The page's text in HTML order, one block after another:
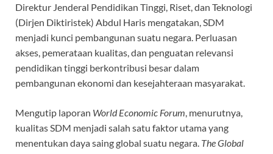
Direktur Jenderal Pendidikan Tinggi, Riset, dan Teknologi
(Dirjen Diktiristek) Abdul Haris mengatakan, SDM
menjadi kunci pembangunan suatu negara. Perluasan
akses, pemerataan kualitas, dan penguatan relevansi
pendidikan tinggi berkontribusi besar dalam
pembangunan ekonomi dan kesejahteraan masyarakat.
Mengutip laporan World Economic Forum , menurutnya,
kualitas SDM menjadi salah satu faktor utama yang
menentukan daya saing global suatu negara. The Global